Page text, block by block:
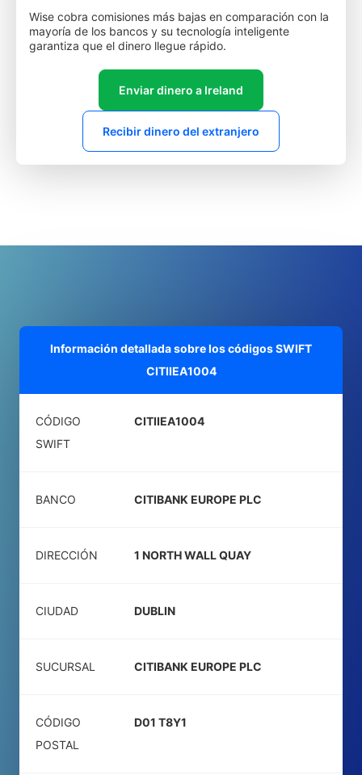
Wise cobra comisiones más bajas en comparación con la
mayoría de los bancos y su tecnología inteligente
garantiza que el dinero llegue rápido.
Enviar dinero a Ireland
Recibir dinero del extranjero
Información detallada sobre los códigos SWIFT
CITIIEA1004
CÓDIGO
SWIFT
CITIIEA1004
BANCO CITIBANK EUROPE PLC
DIRECCIÓN 1 NORTH WALL QUAY
CIUDAD DUBLIN
SUCURSAL CITIBANK EUROPE PLC
CÓDIGO
POSTAL
D01 T8Y1